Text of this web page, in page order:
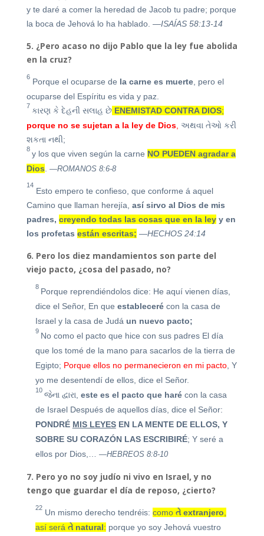
y te daré a comer la heredad de Jacob tu padre; porque
la boca de Jehová lo ha hablado. —ISAÍAS 58:13-14
5. ¿Pero acaso no dijo Pablo que la ley fue abolida
en la cruz?
6Porque el ocuparse de la carne es muerte, pero el
ocuparse del Espíritu es vida y paz.
7 કારણ કે દેહની સલાહ છેENEMISTAD CONTRA DIOS;
porque no se sujetan a la ley de Dios, અથવા તેઓ કરી
શકતા નથી;
8 y los que viven según la carne NO PUEDEN agradar a
Dios —ROMANOS 8:6-8
14
Esto empero te confieso, que conforme á aquel
Camino que llaman herejía, así sirvo al Dios de mis
padres, creyendo todas las cosas que en la leyy en
los profetas están escritas; —HECHOS 24:14
6. Pero los diez mandamientos son parte del
viejo pacto, ¿cosa del pasado, no?
8 Porque reprendiéndolos dice: He aquí vienen días,
dice el Señor, En que establecerécon la casa de
Israel y la casa de Judá un nuevo pacto;
9 No como el pacto que hice con sus padres El día
que los tomé de la mano para sacarlos de la tierra de
Egipto; Porque ellos no permanecieron en mi pacto, Y
yo me desentendí de ellos, dice el Señor.
10 જેના દ્વારા, este es el pacto que harécon la casa
de Israel Después de aquellos días, dice el Señor:
PONDRÉ MIS LEYESEN LA MENTE DE ELLOS, Y
SOBRE SU CORAZÓN LAS ESCRIBIRÉ; Y seré a
ellos por Dios,… —HEBREOS 8:8-10
7. Pero yo no soy judío ni vivo en Israel, y no
tengo que guardar el día de reposo, ¿cierto?
22Un mismo derecho tendréis: comoતે extranjero
así será તે natural: porque yo soy Jehová vuestro